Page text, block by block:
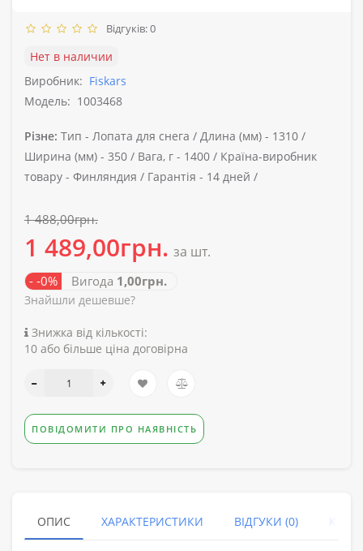
Відгуків: 0
Нет в наличии
Виробник: Fiskars
Модель: 1003468
Різне: Тип - Лопата для снега / Длина (мм) - 1310 /
Ширина (мм) - 350 / Вага, г - 1400 / Країна-виробник
товару - Финляндия / Гарантія - 14 дней /
1 488,00грн.
1 489,00грн. за шт.
- -0% Вигода 1,00грн.
Знайшли дешевше?
Знижка від кількості:
10 або більше ціна договірна
ПОВІДОМИТИ ПРО НАЯВНІСТЬ
ОПИС ХАРАКТЕРИСТИКИ ВІДГУКИ (0)